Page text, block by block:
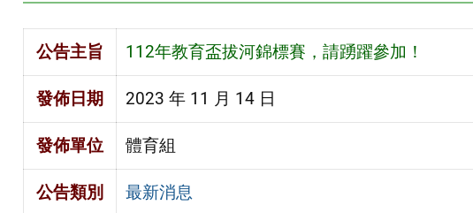
公告主旨 112年教育盃拔河錦標賽，請踴躍參加！
發佈日期 2023 年 11 月 14 日
發佈單位 體育組
公告類別 最新消息